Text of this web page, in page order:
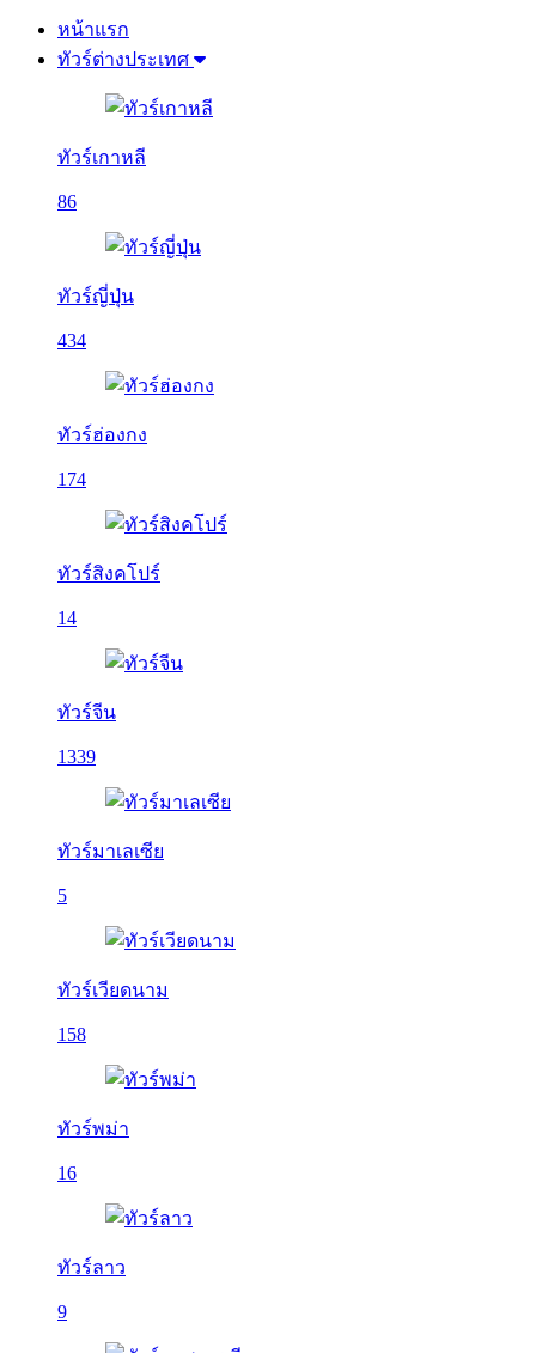
หน้าแรก
ทัวร์ต่างประเทศ
ทัวร์เกาหลี
86
ทัวร์ญี่ปุ่น
434
ทัวร์ฮ่องกง
174
ทัวร์สิงคโปร์
14
ทัวร์จีน
1339
ทัวร์มาเลเซีย
5
ทัวร์เวียดนาม
158
ทัวร์พม่า
16
ทัวร์ลาว
9